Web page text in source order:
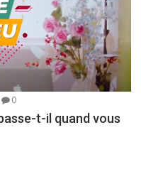
0
t-il quand vous